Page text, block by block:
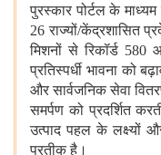
पुरस्कार पोर्टल के
26 राज्यों/केंद्रशासित
मिशनों से रिकॉर्ड 580
प्रतिस्पर्धी भावना को
और सार्वजनिक सेवा
समर्पण को प्रदर्शित
उत्‍पाद पहल के लक्ष्यों
प्रतीक है।